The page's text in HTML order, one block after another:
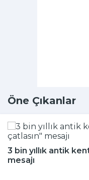
Öne Çıkanlar
3 bin yıllık antik
mesajı